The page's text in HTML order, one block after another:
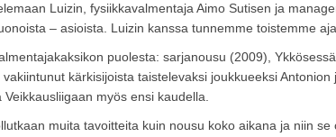
Luizin, fysiikkavalmentaja Aimo Sutisen ja
– asioista. Luizin kanssa tunnemme toistemme
puolesta: sarjanousu (2009),
kärkisijoista taistelevaksi joukkueeksi
myös ensi kaudella.
muita tavoitteita kuin nousu koko aikana ja niin